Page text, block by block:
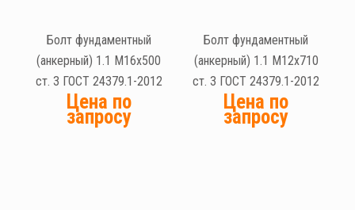
Болт фундаментный
(анкерный) 1.1 М16х500
ст. 3 ГОСТ 24379.1-2012
Цена по
запросу
Болт фундаментный
(анкерный) 1.1 М12х710
ст. 3 ГОСТ 24379.1-2012
Цена по
запросу